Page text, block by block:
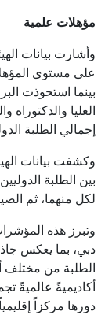
مؤهلات علمية
إجمالي الطلبة
وكشفت بيانات
لكل منهما، ثم الصين بنسبة 4%،
وتبرز هذه
دبي، بما يعكس
الطلبة من مختلف
أكاديميةً عالميةً
دورها مركزاً